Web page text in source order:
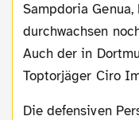
Sampdoria
durchwachsen
Auch der in
Toptorjäger Ciro
Die defensiven Personalien beim BVB waren im